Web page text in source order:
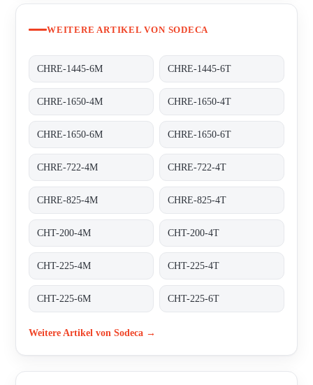
WEITERE ARTIKEL VON SODECA
CHRE-1445-6M CHRE-1445-6T
CHRE-1650-4M CHRE-1650-4T
CHRE-1650-6M CHRE-1650-6T
CHRE-722-4M CHRE-722-4T
CHRE-825-4M CHRE-825-4T
CHT-200-4M CHT-200-4T
CHT-225-4M CHT-225-4T
CHT-225-6M CHT-225-6T
Weitere Artikel von Sodeca →